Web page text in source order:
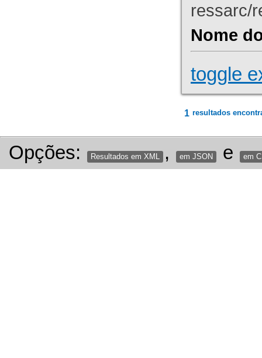
ressarc/
Nome
toggle
1 resultados
Opções: Resultados em XML , em JSON e em